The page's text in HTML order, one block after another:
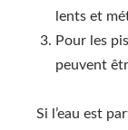
lents et
Pour les
peuvent
Si l’eau est